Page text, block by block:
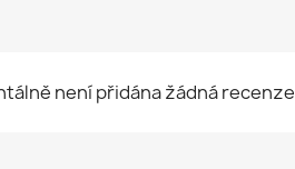
není přidána žádná